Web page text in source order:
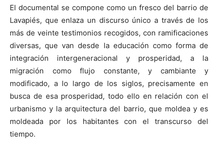
El documental se compone como un fresco del barrio de
Lavapiés, que enlaza un discurso único a través de los
más de veinte testimonios recogidos, con ramificaciones
diversas, que van desde la educación como forma de
integración intergeneracional y prosperidad, a la
migración como flujo constante, y cambiante y
modificado, a lo largo de los siglos, precisamente en
busca de esa prosperidad, todo ello en relación con el
urbanismo y la arquitectura del barrio, que moldea y es
moldeada por los habitantes con el transcurso del
tiempo.